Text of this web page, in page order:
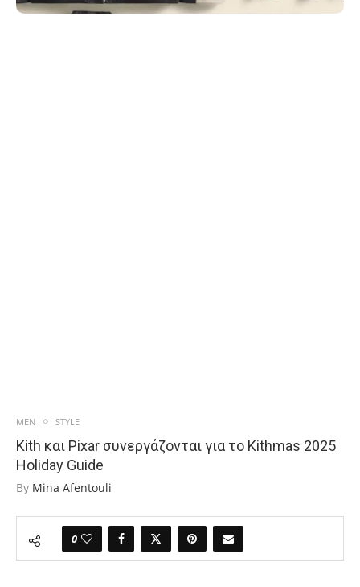
MEN STYLE
Kith και Pixar συνεργάζονται για το Kithmas 2025
Holiday Guide
By Mina Afentouli
0